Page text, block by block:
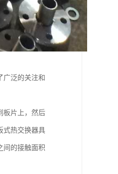
广泛的关注和
板片上，然后
式热交换器具
间的接触面积